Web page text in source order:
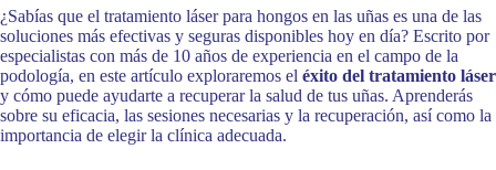
¿Sabías que el tratamiento láser para hongos en las uñas es una de las
soluciones más efectivas y seguras disponibles hoy en día? Escrito por
especialistas con más de 10 años de experiencia en el campo de la
podología, en este artículo exploraremos el éxito del tratamiento láser
y cómo puede ayudarte a recuperar la salud de tus uñas. Aprenderás
sobre su eficacia, las sesiones necesarias y la recuperación, así como la
importancia de elegir la clínica adecuada.